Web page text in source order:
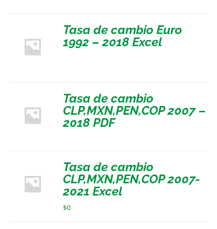
Tasa de cambio Euro
1992 – 2018 Excel
Tasa de cambio
CLP,MXN,PEN,COP 2007 –
2018 PDF
Tasa de cambio
CLP,MXN,PEN,COP 2007-
2021 Excel
$0